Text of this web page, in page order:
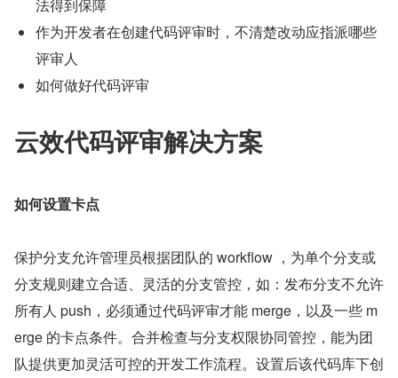
法得到保障
作为开发者在创建代码评审时，不清楚改动应指派哪些
评审人
如何做好代码评审
云效代码评审解决方案
如何设置卡点
保护分支允许管理员根据团队的 workflow ，为单个分支或
分支规则建立合适、灵活的分支管控，如：发布分支不允许
所有人 push，必须通过代码评审才能 merge，以及一些 m
erge 的卡点条件。合并检查与分支权限协同管控，能为团
队提供更加灵活可控的开发工作流程。设置后该代码库下创